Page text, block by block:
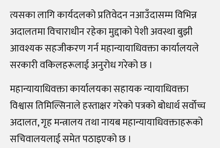
त्यसका लागि कार्यदलको प्रतिवेदन नआउँदासम्म विभिन्न
अदालतमा विचाराधीन रहेका मुद्दाको पेशी अवस्था बुझी
आवश्यक सहजीकरण गर्न महान्यायाधिवक्ता कार्यालयले
सरकारी वकिलहरूलाई अनुरोध गरेको छ ।
महान्यायाधिवक्ता कार्यालयका सहायक न्यायाधिवक्ता
विश्वास तिमिल्सिनाले हस्ताक्षर गरेको पत्रको बोधार्थ सर्वोच्च
अदालत, गृह मन्त्रालय तथा नायब महान्यायाधिवक्ताहरूको
सचिवालयलाई समेत पठाइएको छ ।